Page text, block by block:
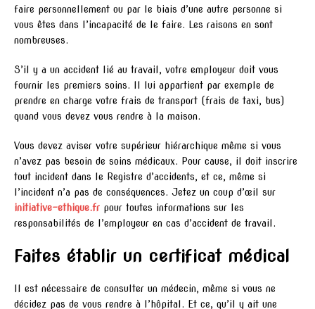
faire personnellement ou par le biais d’une autre personne si
vous êtes dans l’incapacité de le faire. Les raisons en sont
nombreuses.
S’il y a un accident lié au travail, votre employeur doit vous
fournir les premiers soins. Il lui appartient par exemple de
prendre en charge votre frais de transport (frais de taxi, bus)
quand vous devez vous rendre à la maison.
Vous devez aviser votre supérieur hiérarchique même si vous
n’avez pas besoin de soins médicaux. Pour cause, il doit inscrire
tout incident dans le Registre d’accidents, et ce, même si
l’incident n’a pas de conséquences. Jetez un coup d’œil sur
initiative-ethique.fr pour toutes informations sur les
responsabilités de l’employeur en cas d’accident de travail.
Faites établir un certificat médical
Il est nécessaire de consulter un médecin, même si vous ne
décidez pas de vous rendre à l’hôpital. Et ce, qu’il y ait une